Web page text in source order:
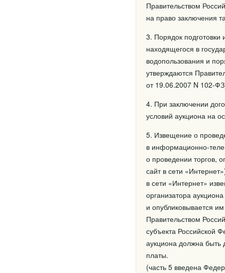
Правительством
на право заключения
3. Порядок подготовки
находящегося в
водопользования и
утверждаются
от 19.06.2007 N 102-
4. При заключении
условий аукциона на
5. Извещение о
в информационно-
о проведении торгов,
сайт в сети
в сети «Интернет»
организатора
и опубликовывается
Правительством
субъекта Российской
аукциона должна быть
платы.
(часть 5 введена